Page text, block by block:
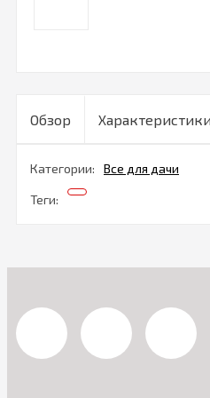
Обзор Характеристики
Категории: Все для дачи
Теги: